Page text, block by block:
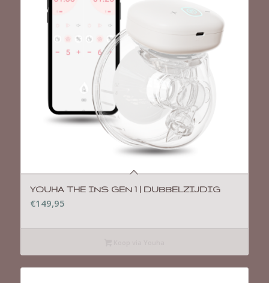
YOUHA THE INS GEN 1 | DUBBELZIJDIG
€149,95